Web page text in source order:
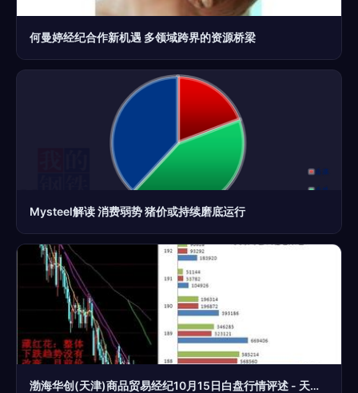
何曼婷经纪合作新机遇 多领域跨界的资源桥梁
Mysteel解读 消费弱势 猪价或持续磨底运行
渤海华创(天津)商品贸易经纪10月15日白盘行情评述 - 天津汇港农产品交易市场 贸易经纪